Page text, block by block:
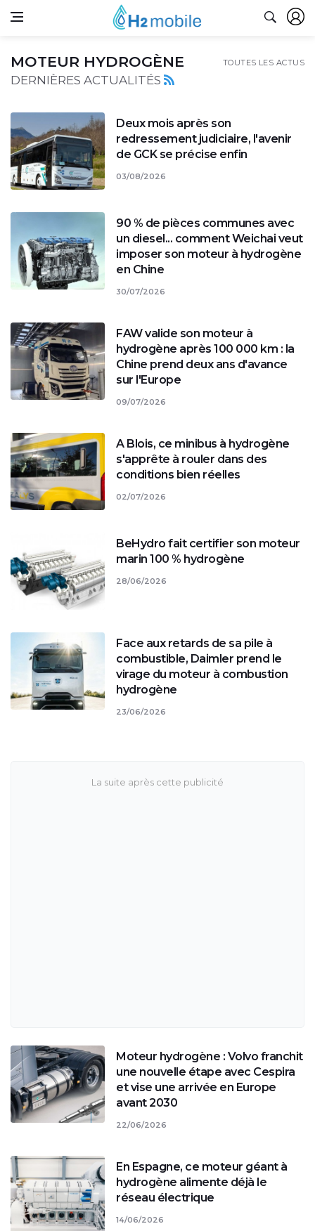
MOTEUR HYDROGÈNE
DERNIÈRES ACTUALITÉS
TOUTES LES ACTUS
Deux mois après son
redressement judiciaire, l'avenir
de GCK se précise enfin
03/08/2026
90 % de pièces communes avec
un diesel... comment Weichai veut
imposer son moteur à hydrogène
en Chine
30/07/2026
FAW valide son moteur à
hydrogène après 100 000 km : la
Chine prend deux ans d'avance
sur l'Europe
09/07/2026
A Blois, ce minibus à hydrogène
s'apprête à rouler dans des
conditions bien réelles
02/07/2026
BeHydro fait certifier son moteur
marin 100 % hydrogène
28/06/2026
Face aux retards de sa pile à
combustible, Daimler prend le
virage du moteur à combustion
hydrogène
23/06/2026
Moteur hydrogène : Volvo franchit
une nouvelle étape avec Cespira
et vise une arrivée en Europe
avant 2030
22/06/2026
En Espagne, ce moteur géant à
hydrogène alimente déjà le
réseau électrique
14/06/2026